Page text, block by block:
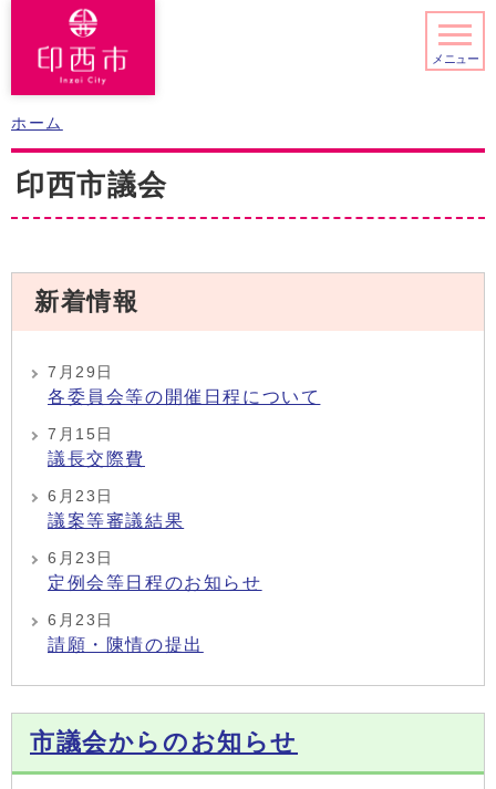
メニュー
ホーム
印西市議会
新着情報
7月29日
各委員会等の開催日程について
7月15日
議長交際費
6月23日
議案等審議結果
6月23日
定例会等日程のお知らせ
6月23日
請願・陳情の提出
市議会からのお知らせ